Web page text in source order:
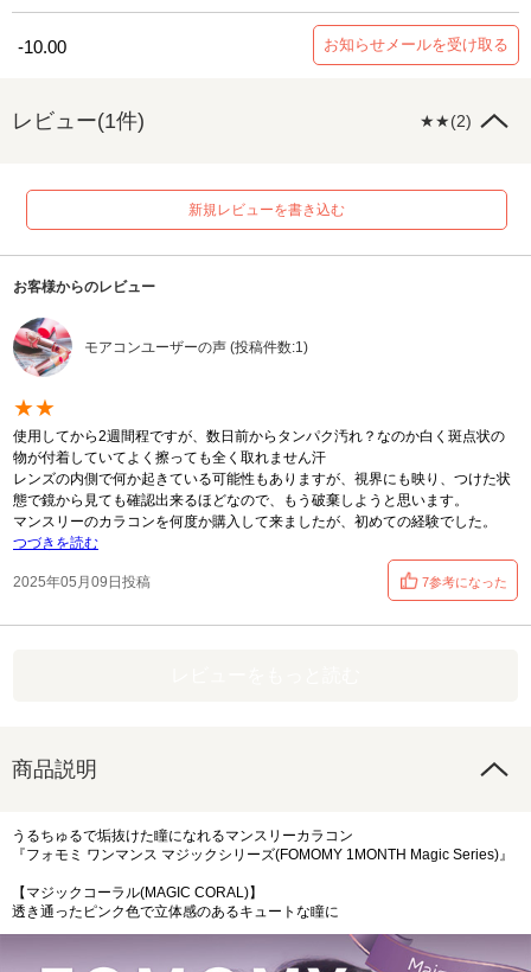
-10.00 お知らせメールを受け取る
レビュー(1件) ★★(2)
新規レビューを書き込む
お客様からのレビュー
モアコンユーザーの声 (投稿件数:1)
★★
使用してから2週間程ですが、数日前からタンパク汚れ？なのか白く斑点状の
物が付着していてよく擦っても全く取れません汗
レンズの内側で何か起きている可能性もありますが、視界にも映り、つけた状
態で鏡から見ても確認出来るほどなので、もう破棄しようと思います。
マンスリーのカラコンを何度か購入して来ましたが、初めての経験でした。
つづきを読む
2025年05月09日投稿 7参考になった
商品説明
うるちゅるで垢抜けた瞳になれるマンスリーカラコン
『フォモミ ワンマンス マジックシリーズ(FOMOMY 1MONTH Magic Series)』
【マジックコーラル(MAGIC CORAL)】
透き通ったピンク色で立体感のあるキュートな瞳に